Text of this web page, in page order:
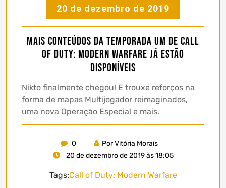
20 de dezembro de 2019
Mais conteúdos da Temporada Um de Call
of Duty: Modern Warfare já estão
disponíveis
Nikto finalmente chegou! E trouxe reforços na
forma de mapas Multijogador reimaginados,
uma nova Operação Especial e mais.
0
Por Vitória Morais
20 de dezembro de 2019 às 18:05
Tags:Call of Duty: Modern Warfare